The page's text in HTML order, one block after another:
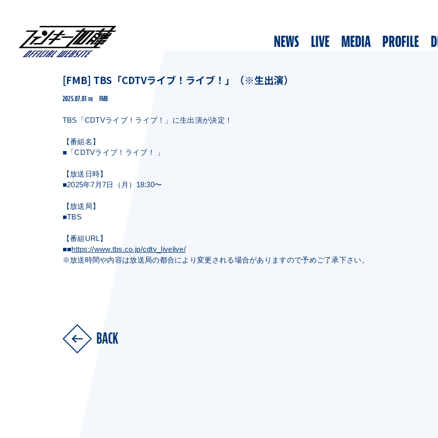
NEWS LIVE MEDIA PROFILE
[FMB] TBS「CDTVライブ！ライブ！」（※生出演）
2025.07.01 TUE FMB
TBS「CDTVライブ！ライブ！」に生出演が決定！
【番組名】
■「CDTVライブ！ライブ！ 」
【放送日時】
■2025年7月7日（月）18:30〜
【放送局】
■TBS
【番組URL】
■■https://www.tbs.co.jp/cdtv_livelive/
※放送時間や内容は放送局の都合により変更される場合がありますので予めご了承下さい。
BACK